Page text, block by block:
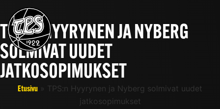
TPS:N HYYRYNEN JA NYBERG
SOLMIVAT UUDET
JATKOSOPIMUKSET
Etusivu » TPS:n Hyyrynen ja Nyberg solmivat uudet
jatkosopimukset